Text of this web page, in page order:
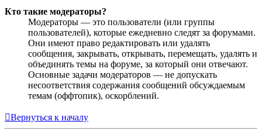
Кто такие модераторы?
Модераторы — это пользователи (или группы
пользователей), которые ежедневно следят за форумами.
Они имеют право редактировать или удалять
сообщения, закрывать, открывать, перемещать, удалять и
объединять темы на форуме, за который они отвечают.
Основные задачи модераторов — не допускать
несоответствия содержания сообщений обсуждаемым
темам (оффтопик), оскорблений.
Вернуться к началу